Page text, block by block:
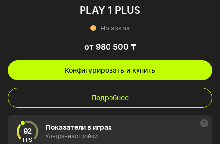
PLAY 1 PLUS
На заказ
от 980 500 ₸
Конфигурировать и купить
Подробнее
92
FPS
Показатели в играх
Ультра-настройки